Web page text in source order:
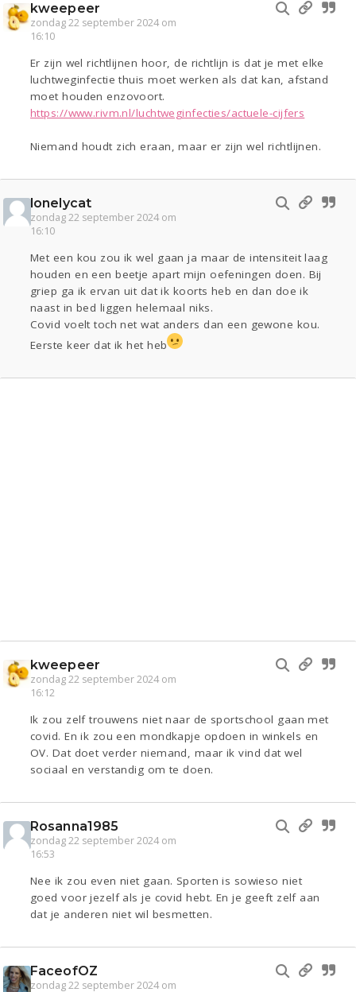
kweepeer
zondag 22 september 2024 om
16:10
Er zijn wel richtlijnen hoor, de richtlijn is dat je met elke
luchtweginfectie thuis moet werken als dat kan, afstand
moet houden enzovoort.
https://www.rivm.nl/luchtweginfecties/actuele-cijfers
Niemand houdt zich eraan, maar er zijn wel richtlijnen.
lonelycat
zondag 22 september 2024 om
16:10
Met een kou zou ik wel gaan ja maar de intensiteit laag
houden en een beetje apart mijn oefeningen doen. Bij
griep ga ik ervan uit dat ik koorts heb en dan doe ik
naast in bed liggen helemaal niks.
Covid voelt toch net wat anders dan een gewone kou.
Eerste keer dat ik het heb
kweepeer
zondag 22 september 2024 om
16:12
Ik zou zelf trouwens niet naar de sportschool gaan met
covid. En ik zou een mondkapje opdoen in winkels en
OV. Dat doet verder niemand, maar ik vind dat wel
sociaal en verstandig om te doen.
Rosanna1985
zondag 22 september 2024 om
16:53
Nee ik zou even niet gaan. Sporten is sowieso niet
goed voor jezelf als je covid hebt. En je geeft zelf aan
dat je anderen niet wil besmetten.
FaceofOZ
zondag 22 september 2024 om